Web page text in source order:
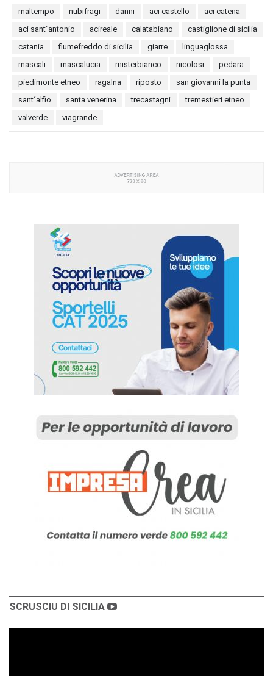
maltempo nubifragi danni aci castello
aci catena
aci sant´antonio
acireale calatabiano
castiglione di sicilia
catania
fiumefreddo di sicilia giarre
linguaglossa
mascali
mascalucia misterbianco nicolosi
pedara
piedimonte etneo
ragalna riposto
san giovanni la punta
sant´alfio
santa venerina trecastagni
tremestieri etneo
valverde
viagrande
SCRUSCIU DI SICILIA